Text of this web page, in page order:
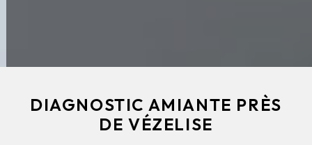
DIAGNOSTIC AMIANTE PRÈS
DE VÉZELISE